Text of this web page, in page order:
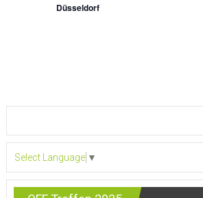
Düsseldorf
Select Language ▼